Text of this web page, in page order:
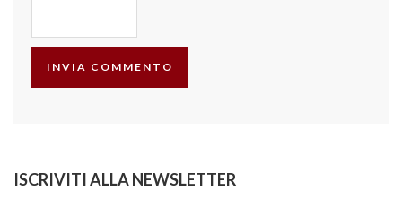
ISCRIVITI ALLA NEWSLETTER